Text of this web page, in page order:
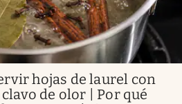
hojas de laurel con
de olor | Por qué